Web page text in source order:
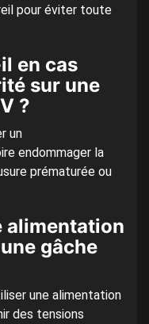
pour éviter toute
en cas
sur une
?
un
endommager la
prématurée ou
alimentation
gâche
une alimentation
des tensions